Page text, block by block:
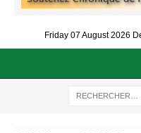
Friday 07 August 2026